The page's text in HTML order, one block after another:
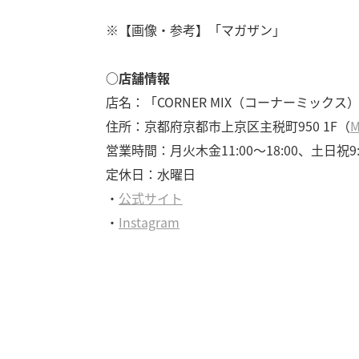
※【画像・参考】「マガザン」
○店舗情報
店名：「CORNER MIX（コーナーミックス）
住所：京都府京都市上京区主税町950 1F（
営業時間：月火木金11:00～18:00、土日祝
定休日：水曜日
・ 公式サイト
・ Instagram